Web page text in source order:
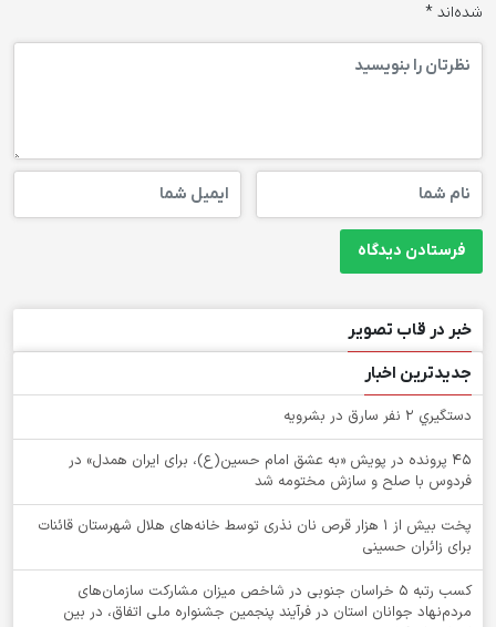
شده‌اند *
خبر در قاب تصویر
جدیدترین اخبار
دستگيري 2 نفر سارق در بشرويه
۴۵ پرونده در پویش «به عشق امام حسین(ع)، برای ایران همدل» در
فردوس با صلح و سازش مختومه شد
پخت بیش از 1 هزار قرص نان نذری توسط خانه‌های هلال شهرستان قائنات
برای زائران حسینی
کسب رتبه ۵ خراسان جنوبی در شاخص میزان مشارکت سازمان‌های
مردم‌نهاد جوانان استان در فرآیند پنجمین جشنواره ملی اتفاق، در بین